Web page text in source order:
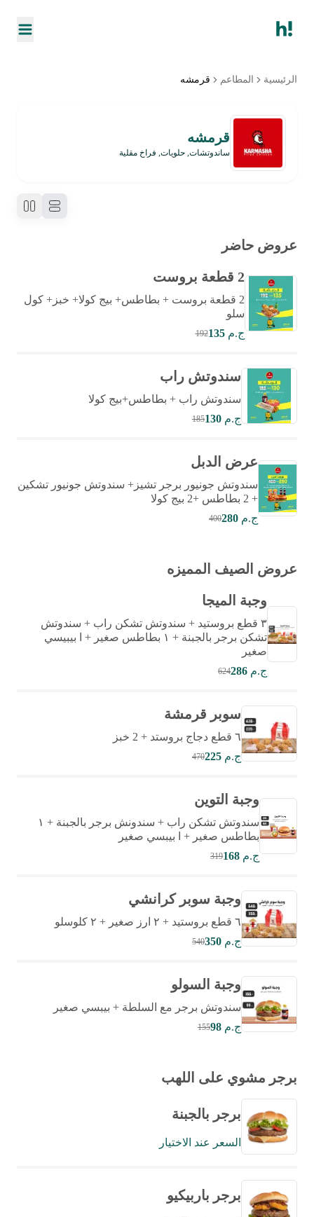
الرئيسية المطاعم قرمشه
قرمشه
ساندوتشات, حلويات, فراخ مقلية
عروض حاضر
2 قطعة بروست
2 قطعة بروست + بطاطس+ بيج كولا+ خبز+ كول
سلو
ج.م 135
192
سندوتش راب
سندوتش راب + بطاطس+بيج كولا
ج.م 130
185
عرض الدبل
سندوتش جونيور برجر تشيز+ سندوتش جونيور تشكين
+ 2 بطاطس +2 بيج كولا
ج.م 280
400
عروض الصيف المميزه
وجبة الميجا
٣ قطع بروستيد + سندوتش تشكن راب + سندوتش
تشكن برجر بالجبنة + ١ بطاطس صغير + ا بيبيسي
صغير
ج.م 286
624
سوبر قرمشة
٦ قطع دجاج بروستد + 2 خبز
ج.م 225
470
وجبة التوين
سندوتش تشكن راب + سندونش برجر بالجبنة + ١
بطاطس صغير + ا بيبسي صغير
ج.م 168
319
وجبة سوبر كرانشي
٦ قطع بروستيد + ٢ ارز صغير + ٢ كلوسلو
ج.م 350
540
وجبة السولو
سندوتش برجر مع السلطة + بيبسي صغير
ج.م 98
155
برجر مشوي على اللهب
برجر بالجبنة
السعر عند الاختيار
برجر باربيكيو